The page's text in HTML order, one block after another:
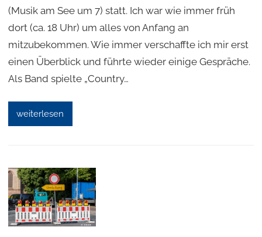
(Musik am See um 7) statt. Ich war wie immer früh
dort (ca. 18 Uhr) um alles von Anfang an
mitzubekommen. Wie immer verschaffte ich mir erst
einen Überblick und führte wieder einige Gespräche.
Als Band spielte „Country…
weiterlesen